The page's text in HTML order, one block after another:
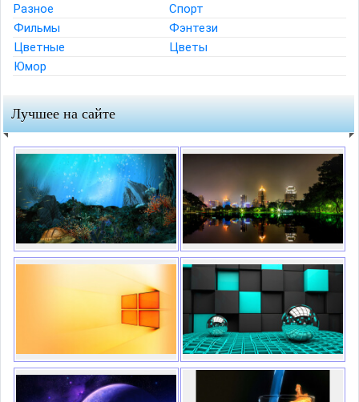
Разное
Спорт
Фильмы
Фэнтези
Цветные
Цветы
Юмор
Лучшее на сайте